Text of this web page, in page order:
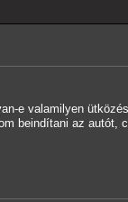
e valamilyen
beindítani az autót,